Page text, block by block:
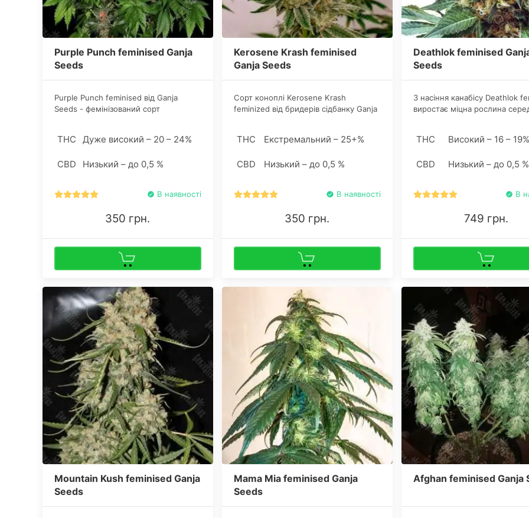
Purple Punch feminised Ganja
Seeds
Purple Punch feminised від Ganja
Seeds - фемінізований сорт
схрещування витонченої лінії Larry Og
Purple.
THC Дуже високий – 20 – 24%
CBD Низький – до 0,5 %
В наявності
350 грн.
Kerosene Krash feminised
Ganja Seeds
​Сорт коноплі Kerosene Krash
feminized від бридерів сідбанку Ganja
можна купити в нашому інтернет-
THC Екстремальний – 25+%
CBD Низький – до 0,5 %
В наявності
350 грн.
Deathlok feminised
Seeds
З насіння канабісу Deathlok
виростає міцна рослина
THC Високий – 16 – 19%
CBD Низький – до 0,5 %
В
749 грн.
Mountain Kush feminised Ganja
Seeds
Mama Mia feminised Ganja
Seeds
Afghan feminised Ganja